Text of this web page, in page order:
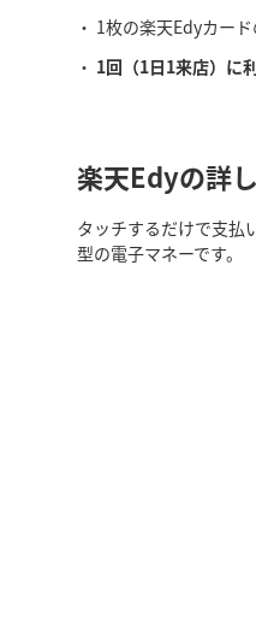
1枚の楽天Edyカー
1回（1日1来店）に
楽天Edyの詳
タッチするだけで支払
型の電子マネーです。